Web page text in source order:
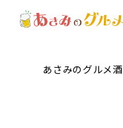
あさみのグルメ酒